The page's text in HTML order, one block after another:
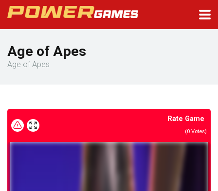
Age of Apes
Age of Apes
Rate Game
(0 Votes)